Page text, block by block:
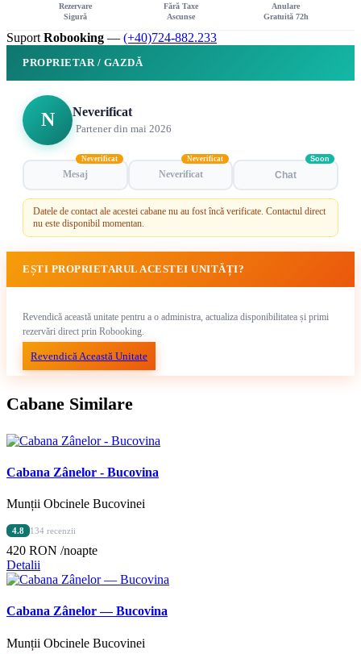
Rezervare
Sigură
Fără Taxe
Ascunse
Anulare
Gratuită 72h
Suport Robooking — (+40)724-882.233
PROPRIETAR / GAZDĂ
N Neverificat
Partener din mai 2026
Mesaj
Neverificat
Neverificat
Neverificat
Chat
Soon
Datele de contact ale acestei cabane nu au fost încă verificate. Contactul direct
nu este disponibil momentan.
EȘTI PROPRIETARUL ACESTEI UNITĂȚI?
Revendică această unitate pentru a o administra, actualiza disponibilitatea și primi
rezervări direct prin Robooking.
Revendică Această Unitate
Cabane Similare
Cabana Zânelor - Bucovina
Munții Obcinele Bucovinei
4.8 134 recenzii
420 RON /noapte
Detalii
Cabana Zânelor — Bucovina
Munții Obcinele Bucovinei